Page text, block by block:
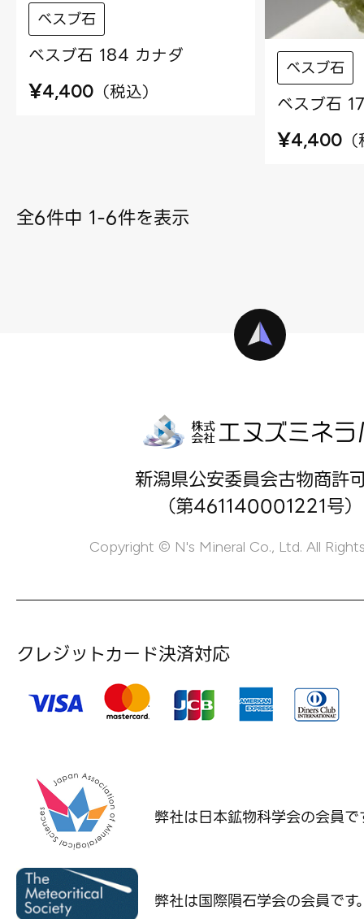
べスブ石
ベスブ石 184 カナダ
¥4,400 （税込）
べスブ石
ベスブ石
¥4,400 （
全6件中 1-6件を表示
新潟県公安委員会古物商許
（第461140001221号）
Copyright © N's Mineral Co., Ltd. All
クレジットカード決済対応
弊社は日本鉱物科学会の会員で
弊社は国際隕石学会の会員です